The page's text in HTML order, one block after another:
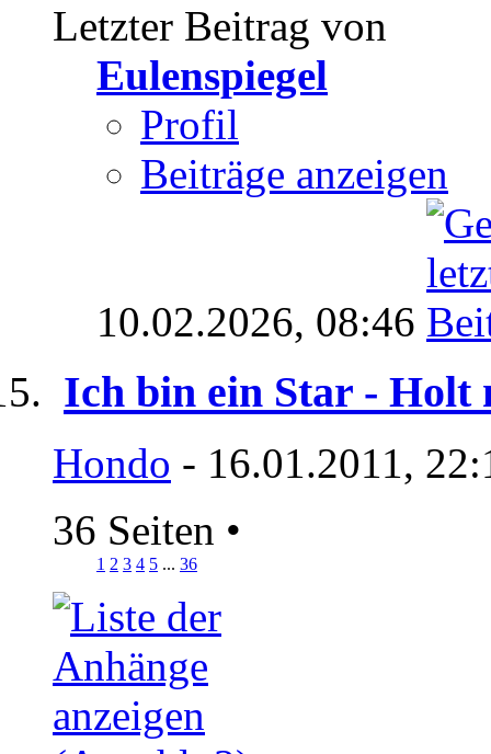
Letzter Beitrag von
Eulenspiegel
Profil
Beiträge anzeigen
10.02.2026, 08:46
Ich bin ein Star - Holt
Hondo - 16.01.2011,
36 Seiten •
1 2 3 4 5 ... 36